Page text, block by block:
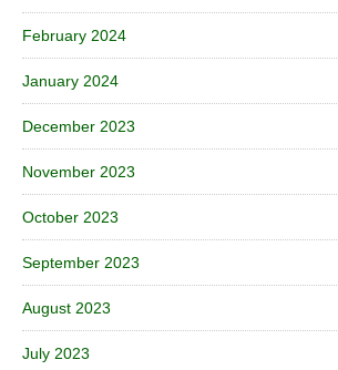
February 2024
January 2024
December 2023
November 2023
October 2023
September 2023
August 2023
July 2023